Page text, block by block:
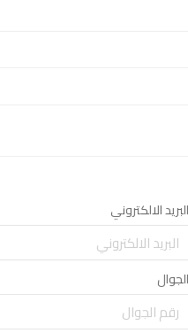
البريد الالكتروني
الجوال